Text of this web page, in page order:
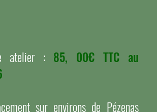
atelier : 85, 00€ TTC au
sur environs de Pézenas